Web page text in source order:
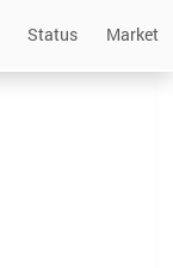
Status Market